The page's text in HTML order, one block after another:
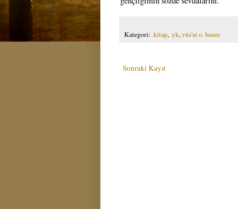
Kategori: .kitap, .yk,vüs'at o. bener
Sonraki Kayıt